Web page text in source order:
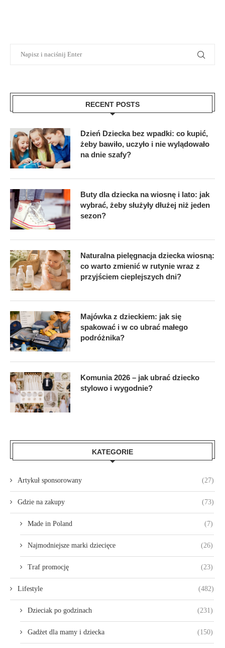
RECENT POSTS
Dzień Dziecka bez wpadki: co kupić,
żeby bawiło, uczyło i nie wylądowało
na dnie szafy?
Buty dla dziecka na wiosnę i lato: jak
wybrać, żeby służyły dłużej niż jeden
sezon?
Naturalna pielęgnacja dziecka wiosną:
co warto zmienić w rutynie wraz z
przyjściem cieplejszych dni?
Majówka z dzieckiem: jak się
spakować i w co ubrać małego
podróżnika?
Komunia 2026 – jak ubrać dziecko
stylowo i wygodnie?
KATEGORIE
Artykuł sponsorowany (27)
Gdzie na zakupy (73)
Made in Poland (7)
Najmodniejsze marki dziecięce (26)
Traf promocję (23)
Lifestyle (482)
Dzieciak po godzinach (231)
Gadżet dla mamy i dziecka (150)